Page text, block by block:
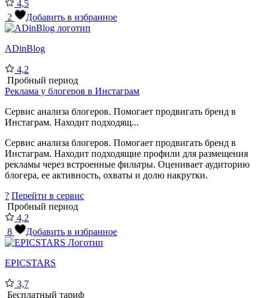
4,5
2
Добавить в избранное
ADinBlog
4,2
Пробный период
Реклама у блогеров в Инстаграм
Сервис анализа блогеров. Помогает продвигать бренд в
Инстаграм. Находит подходящ...
Сервис анализа блогеров. Помогает продвигать бренд в
Инстаграм. Находит подходящие профили для размещения
рекламы через встроенные фильтры. Оценивает аудиторию
блогера, ее активность, охваты и долю накрутки.
? Перейти в сервис
Пробный период
4,2
8
Добавить в избранное
EPICSTARS
3,7
Бесплатный тариф